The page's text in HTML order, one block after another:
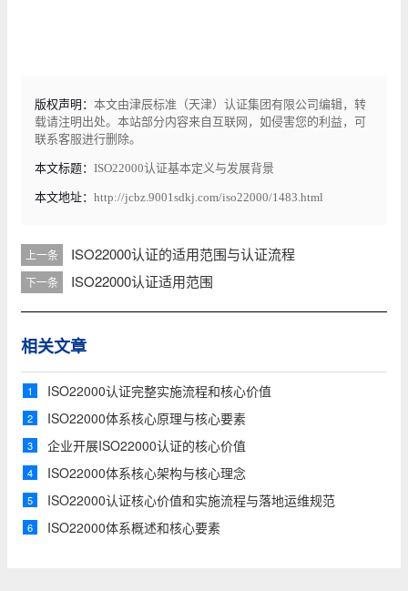
版权声明： 本文由津辰标准（天津）认证集团有限公司编辑，转
载请注明出处。本站部分内容来自互联网，如侵害您的利益，可
联系客服进行删除。
本文标题： ISO22000认证基本定义与发展背景
本文地址： http://jcbz.9001sdkj.com/iso22000/1483.html
上一条 ISO22000认证的适用范围与认证流程
下一条 ISO22000认证适用范围
相关文章
1 ISO22000认证完整实施流程和核心价值
2 ​ISO22000体系核心原理与核心要素
3 企业开展ISO22000认证的核心价值
4 ISO22000体系核心架构与核心理念
5 ISO22000认证核心价值和实施流程与落地运维规范
6 ISO22000体系概述和核心要素